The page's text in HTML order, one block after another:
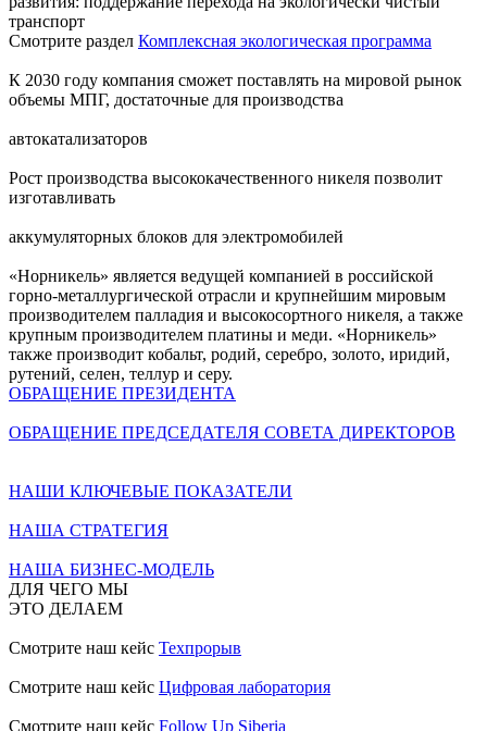
транспорт
Смотрите раздел Комплексная экологическая программа
К 2030 году компания сможет поставлять на мировой рынок
объемы МПГ, достаточные для производства
автокатализаторов
Рост производства высококачественного никеля позволит
изготавливать
аккумуляторных блоков для электромобилей
«Норникель» является ведущей компанией в российской
горно-металлургической отрасли и крупнейшим мировым
производителем палладия и высокосортного никеля, а также
крупным производителем платины и меди. «Норникель»
также производит кобальт, родий, серебро, золото, иридий,
рутений, селен, теллур и серу.
ОБРАЩЕНИЕ ПРЕЗИДЕНТА
ОБРАЩЕНИЕ ПРЕДСЕДАТЕЛЯ СОВЕТА ДИРЕКТОРОВ
НАШИ КЛЮЧЕВЫЕ ПОКАЗАТЕЛИ
НАША СТРАТЕГИЯ
НАША БИЗНЕС-МОДЕЛЬ
ДЛЯ ЧЕГО МЫ
ЭТО ДЕЛАЕМ
Смотрите наш кейс Техпрорыв
Смотрите наш кейс Цифровая лаборатория
Смотрите наш кейс Follow Up Siberia